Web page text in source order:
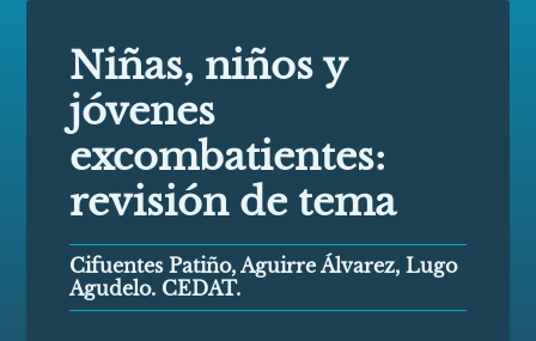
Niñas, niños y
jóvenes
excombatientes:
revisión de tema
Cifuentes Patiño, Aguirre Álvarez, Lugo
Agudelo. CEDAT.